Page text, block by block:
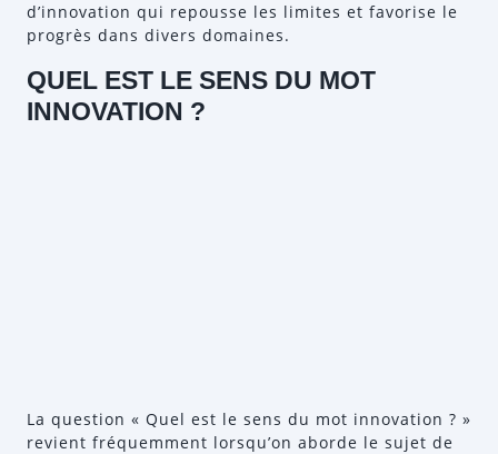
d’innovation qui repousse les limites et favorise le
progrès dans divers domaines.
QUEL EST LE SENS DU MOT
INNOVATION ?
La question « Quel est le sens du mot innovation ? »
revient fréquemment lorsqu’on aborde le sujet de